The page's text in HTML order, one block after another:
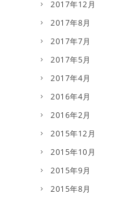
2017年12月
2017年8月
2017年7月
2017年5月
2017年4月
2016年4月
2016年2月
2015年12月
2015年10月
2015年9月
2015年8月